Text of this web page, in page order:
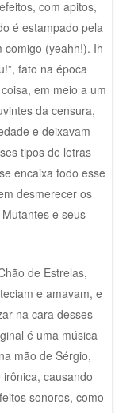
com apitos,
é estampado pela
comigo (yeahh!). Ih
fato na época
em meio a um
da censura,
e deixavam
tipos de letras
encaixa todo esse
desmerecer os
e seus
de Estrelas,
e amavam, e
na cara desses
é uma música
mão de Sérgio,
causando
sonoros, como